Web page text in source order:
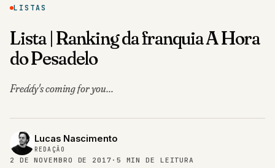
LISTAS
Lista | Ranking da franquia A Hora
do Pesadelo
Freddy's coming for you...
Lucas Nascimento
REDAÇÃO
2 DE NOVEMBRO DE 2017 · 5 MIN DE LEITURA